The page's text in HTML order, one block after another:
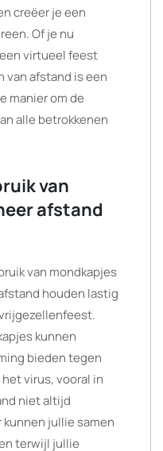
creëer je een
Of je nu
virtueel feest
van afstand is een
manier om de
alle betrokkenen
van
afstand
van mondkapjes
houden lastig
kunnen
bieden tegen
virus, vooral in
niet altijd
kunnen jullie samen
terwijl jullie